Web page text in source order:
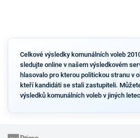
Celkové výsledky komunálních voleb
sledujte online v našem výsledkovém
hlasovalo pro kterou politickou stranu v
kteří kandidáti se stali zastupiteli.
výsledků komunálních voleb v jiných